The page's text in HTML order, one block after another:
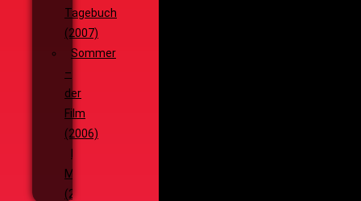
Tagebuch
(2007)
Sommer
–
der
Film
(2006)
Die
Monsterjagd
(2005)